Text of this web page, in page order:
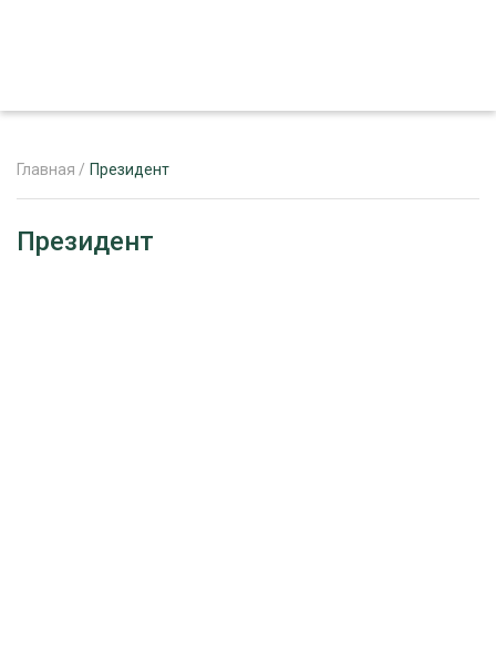
ЖУРНАЛ «ЛЕСНОЙ КОМПЛЕКС»
Главная / Президент
Президент